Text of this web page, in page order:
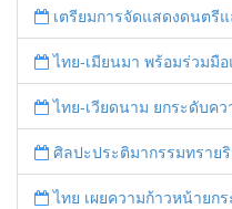
เตรียมการจัดแสดงดนตรีแลกเปลี่ยนวัฒน
ไทย-เมียนมา พร้อมร่วมมือแก้ปัญหาไฟป่าหมอกควัน เต
ไทย-เวียดนาม ยกระดับความร่วมมือด้านแรงง
ศิลปะประติมากรรมทรายริมชายหาด
ไทย เผยความก้าวหน้ายกระดับความปลอ